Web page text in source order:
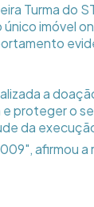
Turma do
imóvel
a
proteger o
da
afirmou a